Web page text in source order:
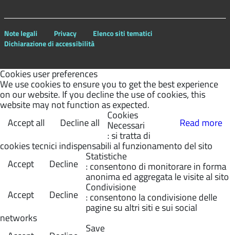
Note legali Privacy
Elenco siti tematici
Dichiarazione di accessibilità
Cookies user preferences
We use cookies to ensure you to get the best experience
on our website. If you decline the use of cookies, this
website may not function as expected.
Accept all
Decline all Read more
Cookies
Necessari
: si tratta di
cookies tecnici indispensabili al funzionamento del sito
Accept
Decline
Statistiche
: consentono di monitorare in forma
anonima ed aggregata le visite al sito
Accept
Decline
Condivisione
: consentono la condivisione delle
pagine su altri siti e sui social
networks
Save